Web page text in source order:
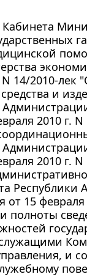
N 14/2010-
и
2010 г.
2010 г.
Республики
от 15
полноты
и